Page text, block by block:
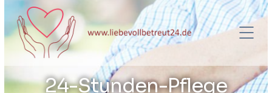
24-Stunden-Pflege